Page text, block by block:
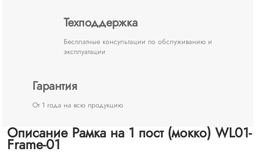
Техподдержка
Бесплатные консультации по обслуживанию и
эксплуатации
Гарантия
От 1 года на всю продукцию
Описание Рамка на 1 пост (мокко) WL01-
Frame-01